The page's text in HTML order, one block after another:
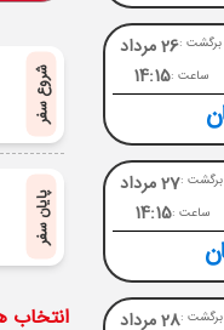
برگشت :26 مرداد
ساعت :14:15
برگشت :27 مرداد
ساعت :14:15
برگشت :28 مرداد
شروع سفر
پایان سفر
انتخاب